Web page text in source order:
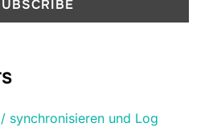
synchronisieren und Log